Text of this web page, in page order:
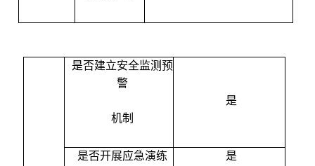
是否建立安全监测预
警
是
机制
是否开展应急演练 是